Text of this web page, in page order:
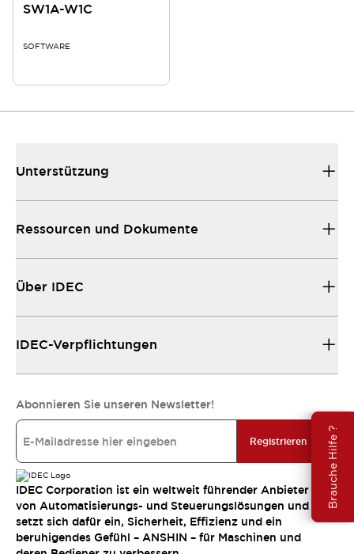
Brauche Hilfe ?
SW1A-W1C
SOFTWARE
Unterstützung
Ressourcen und Dokumente
Über IDEC
IDEC-Verpflichtungen
Abonnieren Sie unseren Newsletter!
Registrieren
IDEC Corporation ist ein weltweit führender Anbieter
von Automatisierungs- und Steuerungslösungen und
setzt sich dafür ein, Sicherheit, Effizienz und ein
beruhigendes Gefühl – ANSHIN – für Maschinen und